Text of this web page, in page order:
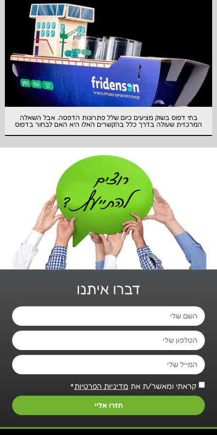
בתי דפוס בשוק מציעים כיום שלל פתרונות הדפסה. אבל השאלה
המרכזית שעולה בדרך כלל בהקשרים האלו היא האם לבחור בדפוס
דברו איתנו
קראתי ומאשר/ת את מדיניות הפרטיות*
חזרו אליי